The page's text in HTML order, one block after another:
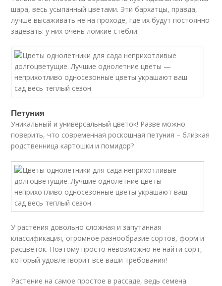
шара, весь усыпанный цветами. Эти бархатцы, правда,
лучше высаживать не на проходе, где их будут постоянно
задевать: у них очень ломкие стебли.
Петуния
Уникальный и универсальный цветок! Разве можно
поверить, что современная роскошная петуния – близкая
родственница картошки и помидор?
У растения довольно сложная и запутанная
классификация, огромное разнообразие сортов, форм и
расцветок. Поэтому просто невозможно не найти сорт,
который удовлетворит все ваши требования!
Растение на самое простое в рассаде, ведь семена